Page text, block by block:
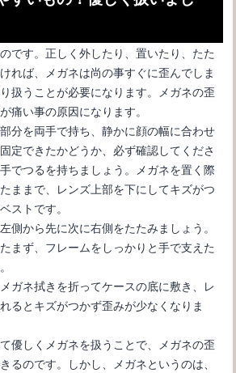
と言われる髪型にするなら！？
剥がす原因とは？予防方法を紹介
です。正しく外したり、置いたり、たた
れば、メガネは尚の事すぐに歪んでしま
扱うことが必要になります。メガネの歪
痛い事の原因になります。
分を両手で持ち、静かに顔の幅に合わせ
定できたかどうか、必ず確認してくださ
でつるを持ちましょう。メガネを置く際
ままで、レンズ上部を下にしてキズがつ
ストです。
側から先に次に右側をたたみましょう。
まず、フレームをしっかりと手で支えた
ガネ拭きを折ってケースの底に敷き、レ
るとキズがつかず歪みが少なくなりま
優しくメガネを扱うことで、メガネの歪
るのです。しかし、メガネというのは、